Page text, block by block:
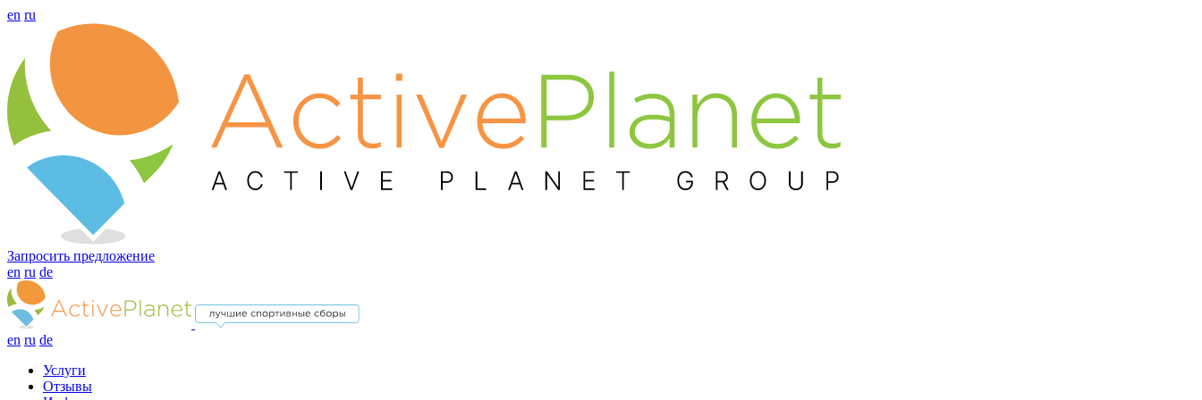
en ru
Запросить предложение
en ru de
en ru de
Услуги
Отзывы